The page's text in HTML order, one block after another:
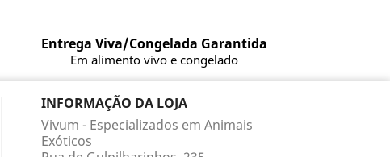
Entrega Viva/Congelada Garantida
Em alimento vivo e congelado
INFORMAÇÃO DA LOJA
Vivum - Especializados em Animais
Exóticos